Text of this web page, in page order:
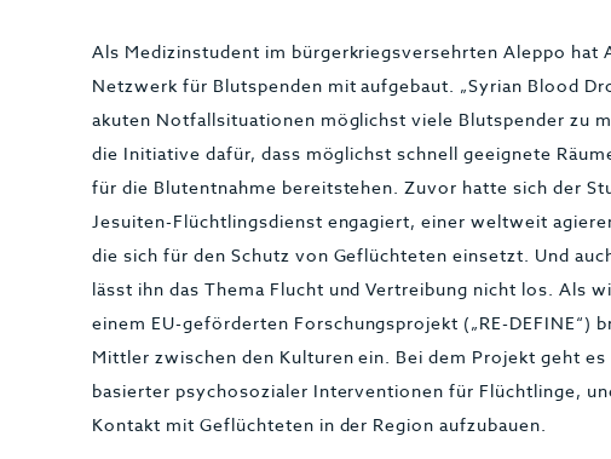
Als Medizinstudent im bürgerkriegsversehrten Aleppo hat
Netzwerk für Blutspenden mit aufgebaut. „Syrian Blood
akuten Notfallsituationen möglichst viele Blutspender zu
die Initiative dafür, dass möglichst schnell geeignete
für die Blutentnahme bereitstehen. Zuvor hatte sich der
Jesuiten-Flüchtlingsdienst engagiert, einer weltweit
die sich für den Schutz von Geflüchteten einsetzt. Und
lässt ihn das Thema Flucht und Vertreibung nicht los. Als
einem EU-geförderten Forschungsprojekt („RE-DEFINE“)
Mittler zwischen den Kulturen ein. Bei dem Projekt geht
basierter psychosozialer Interventionen für Flüchtlinge,
Kontakt mit Geflüchteten in der Region aufzubauen.